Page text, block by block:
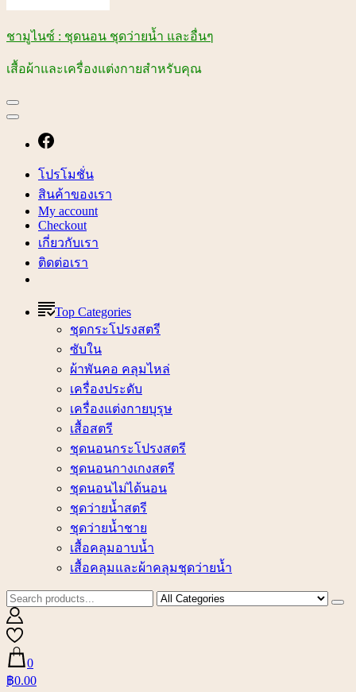
ชามูไนซ์ : ชุดนอน ชุดว่ายน้ำ และอื่นๆ
เสื้อผ้าและเครื่องแต่งกายสำหรับคุณ
โปรโมชั่น
สินค้าของเรา
My account
Checkout
เกี่ยวกับเรา
ติดต่อเรา
Top Categories
ชุดกระโปรงสตรี
ซับใน
ผ้าพันคอ คลุมไหล่
เครื่องประดับ
เครื่องแต่งกายบุรุษ
เสื้อสตรี
ชุดนอนกระโปรงสตรี
ชุดนอนกางเกงสตรี
ชุดนอนไม่ได้นอน
ชุดว่ายน้ำสตรี
ชุดว่ายน้ำชาย
เสื้อคลุมอาบน้ำ
เสื้อคลุมและผ้าคลุมชุดว่ายน้ำ
0
฿0.00